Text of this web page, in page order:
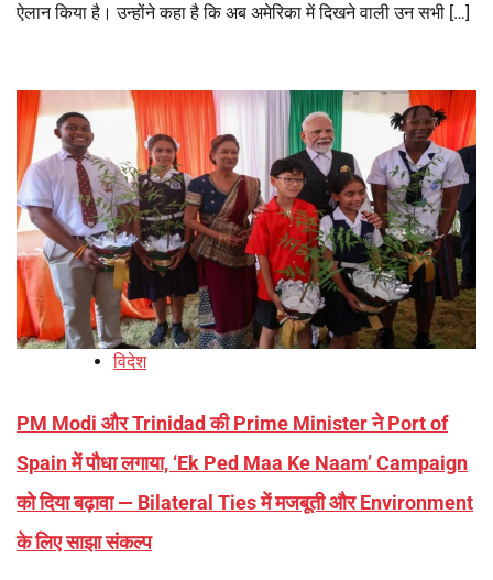
ऐलान किया है। उन्होंने कहा है कि अब अमेरिका में दिखने वाली उन सभी […]
विदेश
PM Modi और Trinidad की Prime Minister ने Port of
Spain में पौधा लगाया, ‘Ek Ped Maa Ke Naam’ Campaign
को दिया बढ़ावा — Bilateral Ties में मजबूती और Environment
के लिए साझा संकल्प